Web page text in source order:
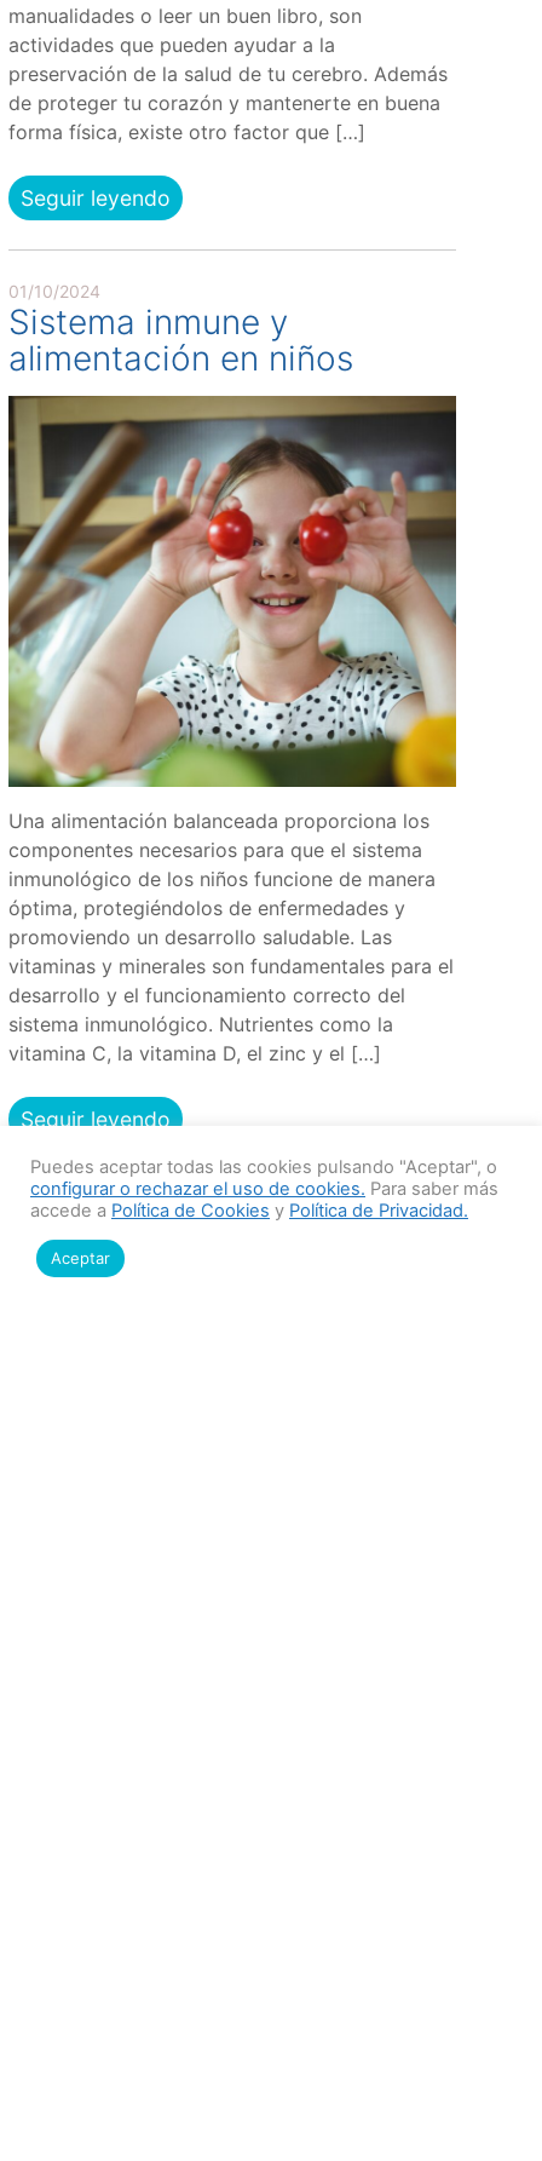
manualidades o leer un buen libro, son
actividades que pueden ayudar a la
preservación de la salud de tu cerebro. Además
de proteger tu corazón y mantenerte en buena
forma física, existe otro factor que […]
Seguir leyendo
01/10/2024
Sistema inmune y
alimentación en niños
Una alimentación balanceada proporciona los
componentes necesarios para que el sistema
inmunológico de los niños funcione de manera
óptima, protegiéndolos de enfermedades y
promoviendo un desarrollo saludable. Las
vitaminas y minerales son fundamentales para el
desarrollo y el funcionamiento correcto del
sistema inmunológico. Nutrientes como la
vitamina C, la vitamina D, el zinc y el […]
Seguir leyendo
29/08/2024
Bebitos SUMMUM
Puedes aceptar todas las cookies pulsando "Aceptar", o
configurar o rechazar el uso de cookies. Para saber más
accede a Política de Cookies y Política de Privacidad.
Aceptar